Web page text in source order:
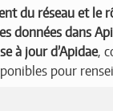
du réseau et le
données dans
à jour d’Apidae,
pour